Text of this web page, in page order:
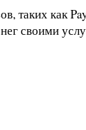
таких как
своими